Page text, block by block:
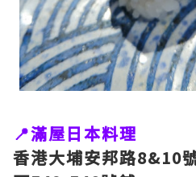
📍滿屋日本料理
香港大埔安邦路8&10